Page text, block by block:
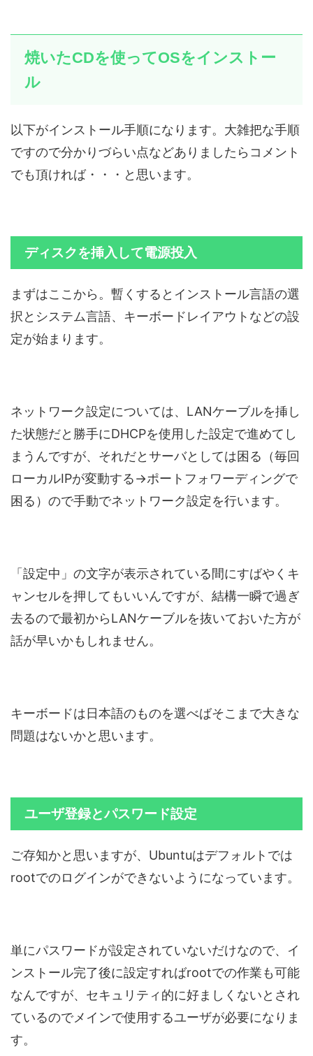
焼いたCDを使ってOSをインストー
ル
以下がインストール手順になります。大雑把な手順
ですので分かりづらい点などありましたらコメント
でも頂ければ・・・と思います。
ディスクを挿入して電源投入
まずはここから。暫くするとインストール言語の選
択とシステム言語、キーボードレイアウトなどの設
定が始まります。
ネットワーク設定については、LANケーブルを挿し
た状態だと勝手にDHCPを使用した設定で進めてし
まうんですが、それだとサーバとしては困る（毎回
ローカルIPが変動する→ポートフォワーディングで
困る）ので手動でネットワーク設定を行います。
「設定中」の文字が表示されている間にすばやくキ
ャンセルを押してもいいんですが、結構一瞬で過ぎ
去るので最初からLANケーブルを抜いておいた方が
話が早いかもしれません。
キーボードは日本語のものを選べばそこまで大きな
問題はないかと思います。
ユーザ登録とパスワード設定
ご存知かと思いますが、Ubuntuはデフォルトでは
rootでのログインができないようになっています。
単にパスワードが設定されていないだけなので、イ
ンストール完了後に設定すればrootでの作業も可能
なんですが、セキュリティ的に好ましくないとされ
ているのでメインで使用するユーザが必要になりま
す。